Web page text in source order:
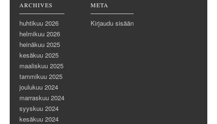
ARCHIVES
huhtikuu 2026
helmikuu 2026
heinäkuu 2025
kesäkuu 2025
maaliskuu 2025
tammikuu 2025
joulukuu 2024
marraskuu 2024
syyskuu 2024
kesäkuu 2024
META
Kirjaudu sisään